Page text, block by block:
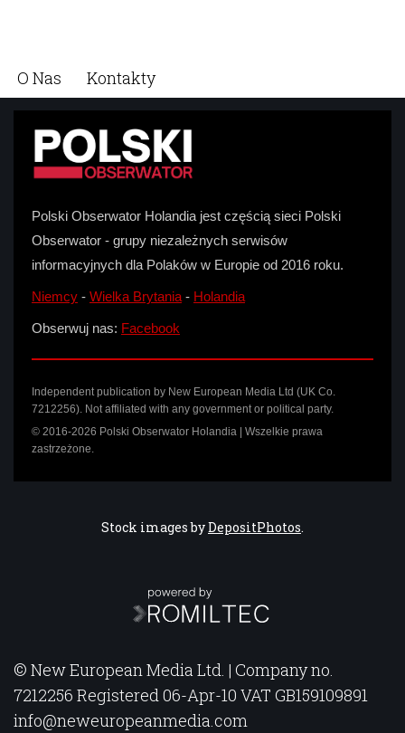
O Nas Kontakty
Polski Obserwator Holandia jest częścią sieci Polski
Obserwator - grupy niezależnych serwisów
informacyjnych dla Polaków w Europie od 2016 roku.
Niemcy - Wielka Brytania- Holandia
Obserwuj nas: Facebook
Independent publication by New European Media Ltd (UK Co.
7212256). Not affiliated with any government or political party.
© 2016-2026 Polski Obserwator Holandia | Wszelkie prawa
zastrzeżone.
Stock images byDepositPhotos.
© New European Media Ltd. | Company no.
7212256 Registered 06-Apr-10 VAT GB159109891
info@neweuropeanmedia.com